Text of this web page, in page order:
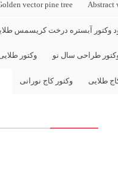
Abstract
vector pine tree
وکتور آبستره درخت کریسمس
طراحی سال نو وکتور
طلایی وکتور کاج نورانی